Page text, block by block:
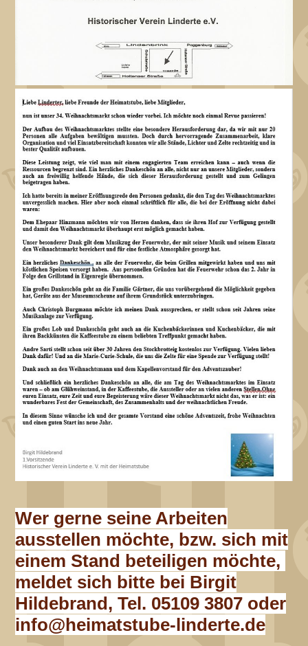
Wer gerne seine Arbeiten
ausstellen möchte, bzw. sich mit
einem Stand beteiligen möchte,
meldet sich bitte bei Birgit
Hildebrand, Tel. 05109 3807 oder
info@heimatstube-linderte.de